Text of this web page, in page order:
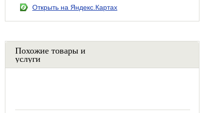
Открыть на Яндекс.Картах
Похожие товары и
услуги